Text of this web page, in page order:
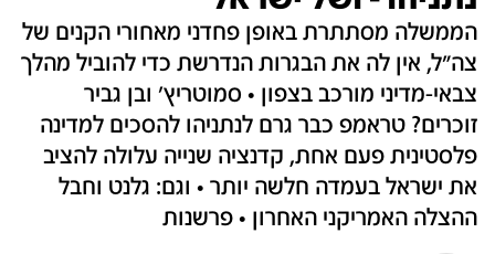
הממשלה מסתתרת באופן פחדני מאחורי הקנים של
צה"ל, אין לה את הבגרות הנדרשת כדי להוביל מהלך
צבאי-מדיני מורכב בצפון • סמוטריץ' ובן גביר
זוכרים? טראמפ כבר גרם לנתניהו להסכים למדינה
פלסטינית פעם אחת, קדנציה שנייה עלולה להציב
את ישראל בעמדה חלשה יותר • וגם: גלנט וחבל
ההצלה האמריקני האחרון • פרשנות